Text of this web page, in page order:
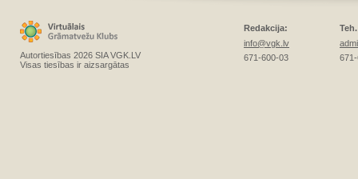
Autortiesības 2026 SIA VGK.LV
Visas tiesības ir aizsargātas
Redakcija:
info@vgk.lv
671-600-03